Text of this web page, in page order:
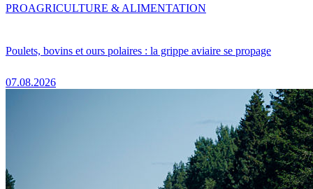
Poulets, bovins et ours polaires : la grippe aviaire se propage
07.08.2026
PROAGRICULTURE & ALIMENTATION